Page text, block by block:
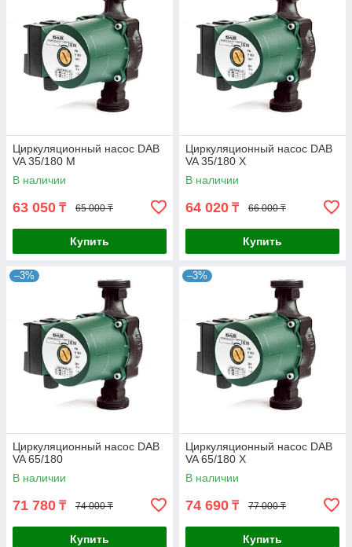
Циркуляционный насос DAB
VA 35/180 M
В наличии
63 050 ₸ 65 000 ₸
Купить
Циркуляционный насос DAB
VA 35/180 X
В наличии
64 020 ₸ 66 000 ₸
Купить
–3%
Циркуляционный насос DAB
VA 65/180
В наличии
71 780 ₸ 74 000 ₸
Купить
–3%
Циркуляционный насос DAB
VA 65/180 X
В наличии
74 690 ₸ 77 000 ₸
Купить